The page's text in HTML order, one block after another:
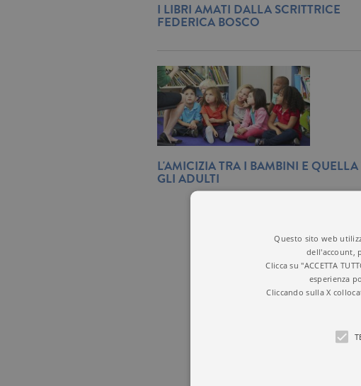
I LIBRI AMATI DALLA SCRITTRICE
FEDERICA BOSCO
L'AMICIZIA TRA I BAMBINI E QUELLA
GLI ADULTI
Questo sito web
dell'account,
Clicca su "ACCETTA
esperienza
Cliccando sulla X